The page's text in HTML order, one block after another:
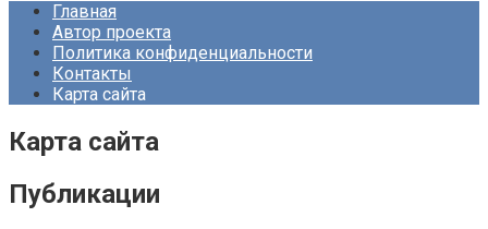
Главная
Автор проекта
Политика конфиденциальности
Контакты
Карта сайта
Карта сайта
Публикации